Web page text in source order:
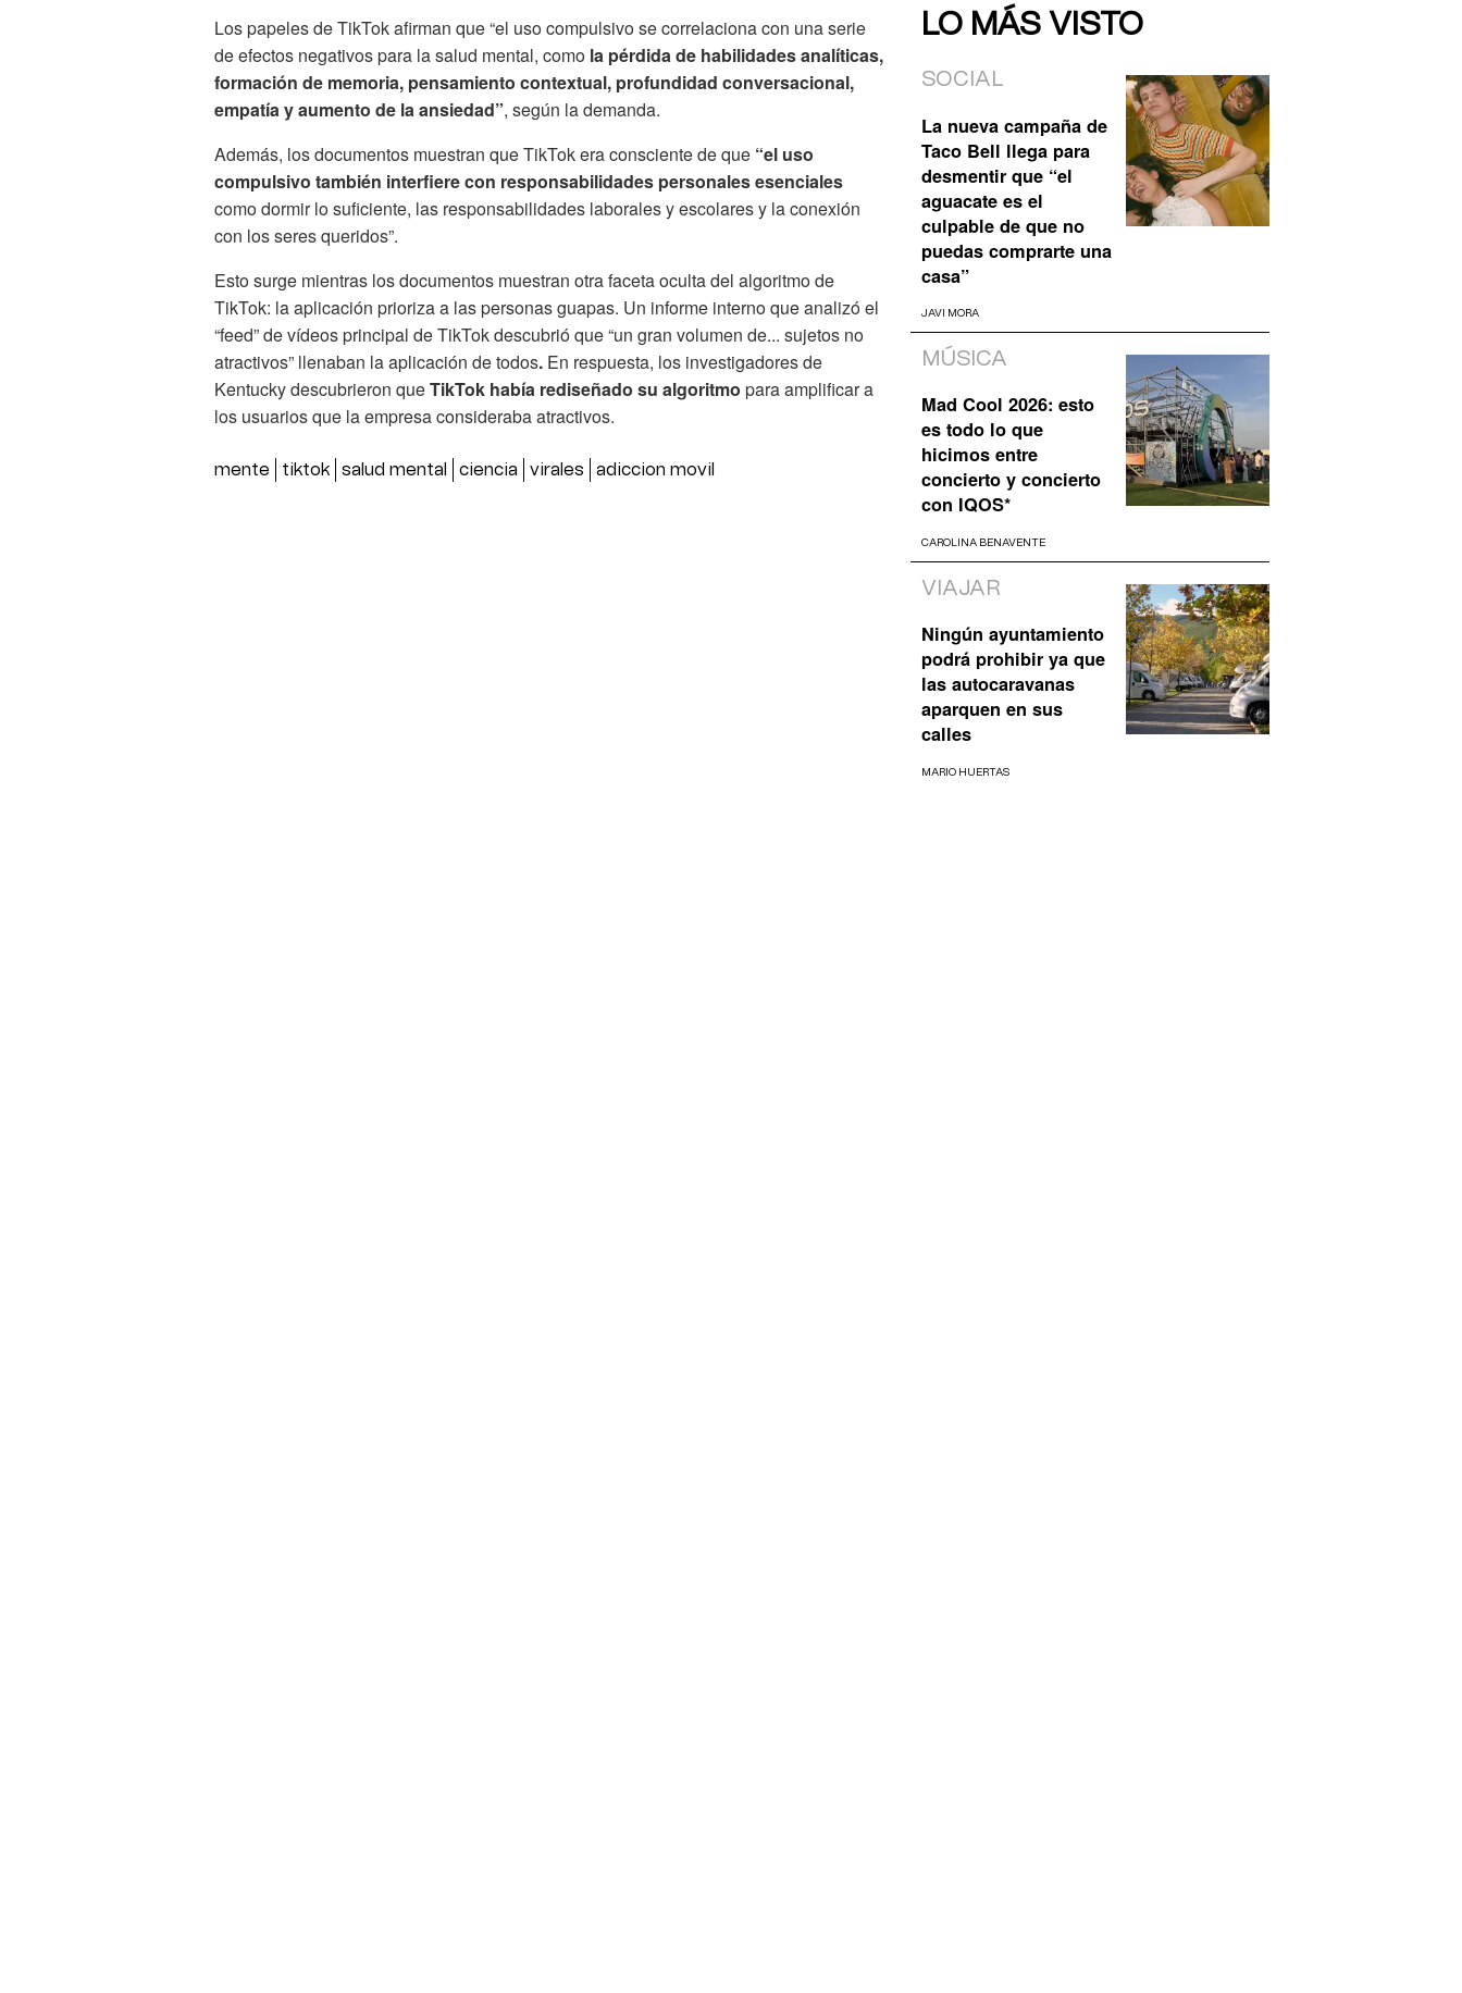
Los papeles de TikTok afirman que “el uso compulsivo se correlaciona con una serie
de efectos negativos para la salud mental, como la pérdida de habilidades analíticas,
formación de memoria, pensamiento contextual, profundidad conversacional,
empatía y aumento de la ansiedad”, según la demanda.
Además, los documentos muestran que TikTok era consciente de que “el uso
compulsivo también interfiere con responsabilidades personales esenciales
como dormir lo suficiente, las responsabilidades laborales y escolares y la conexión
con los seres queridos”.
Esto surge mientras los documentos muestran otra faceta oculta del algoritmo de
TikTok: la aplicación prioriza a las personas guapas. Un informe interno que analizó el
“feed” de vídeos principal de TikTok descubrió que “un gran volumen de... sujetos no
atractivos” llenaban la aplicación de todos. En respuesta, los investigadores de
Kentucky descubrieron queTikTok había rediseñado su algoritmo para amplificar a
los usuarios que la empresa consideraba atractivos.
mente tiktok salud mental ciencia virales adiccion movil
LO MÁS VISTO
SOCIAL
La nueva campaña de
Taco Bell llega para
desmentir que “el
aguacate es el
culpable de que no
puedas comprarte una
casa”
JAVI MORA
MÚSICA
Mad Cool 2026: esto
es todo lo que
hicimos entre
concierto y concierto
con IQOS*
CAROLINA BENAVENTE
VIAJAR
Ningún ayuntamiento
podrá prohibir ya que
las autocaravanas
aparquen en sus
calles
MARIO HUERTAS